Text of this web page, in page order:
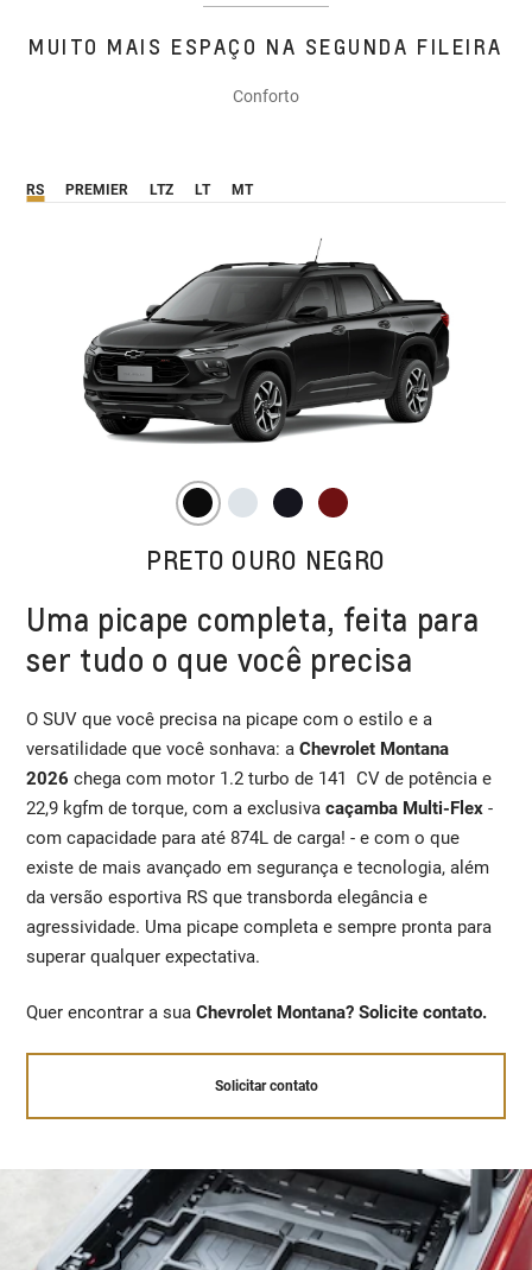
MUITO MAIS ESPAÇO NA SEGUNDA FILEIRA
Conforto
RS PREMIER LTZ LT MT
PRETO OURO NEGRO
Uma picape completa, feita para
ser tudo o que você precisa
O SUV que você precisa na picape com o estilo e a
versatilidade que você sonhava: aChevrolet Montana
2026 chega com motor 1.2 turbo de 141 CV de potência e
22,9 kgfm de torque, com a exclusiva caçamba Multi-Flex -
com capacidade para até 874L de carga! - e com o que
existe de mais avançado em segurança e tecnologia, além
da versão esportiva RS que transborda elegância e
agressividade. Uma picape completa e sempre pronta para
superar qualquer expectativa.
Quer encontrar a sua Chevrolet Montana? Solicite contato.
Solicitar contato